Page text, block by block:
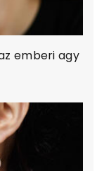
emberi agy